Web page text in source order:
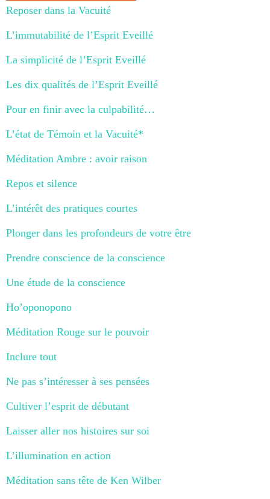
Reposer dans la Vacuité
L’immutabilité de l’Esprit Eveillé
La simplicité de l’Esprit Eveillé
Les dix qualités de l’Esprit Eveillé
Pour en finir avec la culpabilité…
L’état de Témoin et la Vacuité*
Méditation Ambre : avoir raison
Repos et silence
L’intérêt des pratiques courtes
Plonger dans les profondeurs de votre être
Prendre conscience de la conscience
Une étude de la conscience
Ho’oponopono
Méditation Rouge sur le pouvoir
Inclure tout
Ne pas s’intéresser à ses pensées
Cultiver l’esprit de débutant
Laisser aller nos histoires sur soi
L’illumination en action
Méditation sans tête de Ken Wilber